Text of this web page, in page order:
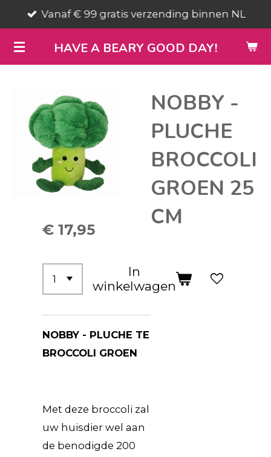
direct
naar
de
HAVE A BEARY GOOD DAY!
Vanaf € 99 gratis verzending binnen NL
NOBBY -
PLUCHE
BROCCOLI
GROEN 25
CM
€ 17,95
In
winkelwagen
NOBBY - PLUCHE TE
BROCCOLI GROEN
Met deze broccoli zal
uw huisdier wel aan
de benodigde 200